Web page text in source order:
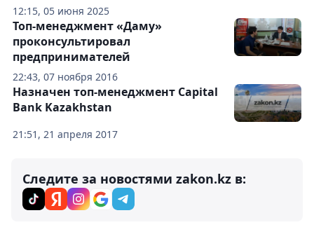
12:15, 05 июня 2025
22:43, 07 ноября 2016
Топ-менеджмент «Даму»
проконсультировал
предпринимателей
21:51, 21 апреля 2017
Назначен топ-менеджмент Capital
Bank Kazakhstan
Следите за новостями zakon.kz в: